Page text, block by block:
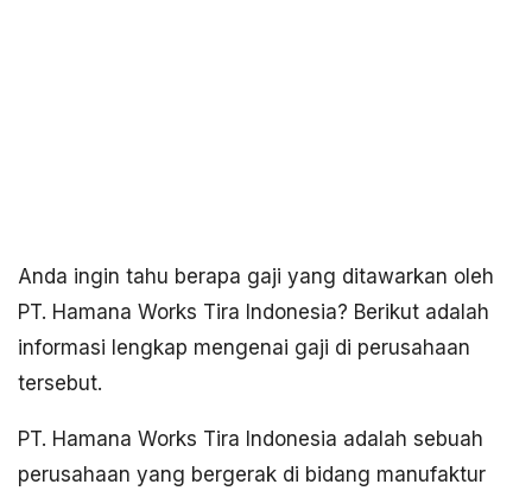
Anda ingin tahu berapa gaji yang ditawarkan oleh
PT. Hamana Works Tira Indonesia? Berikut adalah
informasi lengkap mengenai gaji di perusahaan
tersebut.
PT. Hamana Works Tira Indonesia adalah sebuah
perusahaan yang bergerak di bidang manufaktur